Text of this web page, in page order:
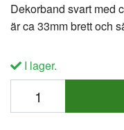
Dekorband svart med
är ca 33mm brett och
I lager.